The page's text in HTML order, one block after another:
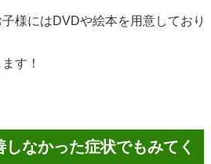
様にはDVDや絵本を用意しており
す！
なかった症状でもみてく